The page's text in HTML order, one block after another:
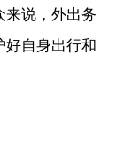
来说，外出务
好自身出行和